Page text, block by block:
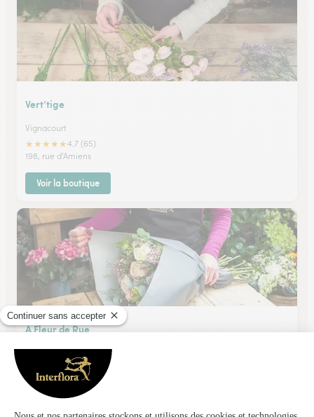
Vert’tige
Vignacourt
★★★★★4.7 (65)
198, rue d'Amiens
Voir la boutique
A Fleur de Rue
★4.7 (23)
65 bis, rue Maréchal Leclerc de Hautecloque